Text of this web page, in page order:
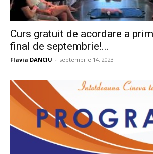
Curs gratuit de acordare a
final de septembrie!...
Flavia DANCIU - septembrie 14, 2023